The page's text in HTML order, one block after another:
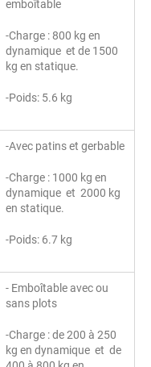
emboîtable
-Charge : 800 kg en
dynamique et de 1500
kg en statique.
-Poids: 5.6 kg
-Avec patins et gerbable
-Charge : 1000 kg en
dynamique et 2000 kg
en statique.
-Poids: 6.7 kg
- Emboîtable avec ou
sans plots
-Charge : de 200 à 250
kg en dynamique et de